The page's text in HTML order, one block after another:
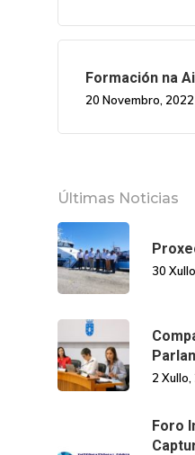
Formación na
20 Novembro, 2022
Últimas Noticias
30
2 Xullo,
Foro